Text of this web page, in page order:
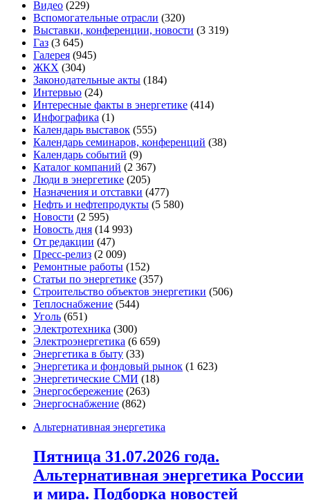
Видео (229)
Вспомогательные отрасли (320)
Выставки, конференции, новости (3 319)
Газ (3 645)
Галерея (945)
ЖКХ (304)
Законодательные акты (184)
Интервью (24)
Интересные факты в энергетике (414)
Инфографика (1)
Календарь выставок (555)
Календарь семинаров, конференций (38)
Календарь событий (9)
Каталог компаний (2 367)
Люди в энергетике (205)
Назначения и отставки (477)
Нефть и нефтепродукты (5 580)
Новости (2 595)
Новость дня (14 993)
От редакции (47)
Пресс-релиз (2 009)
Ремонтные работы (152)
Статьи по энергетике (357)
Строительство объектов энергетики (506)
Теплоснабжение (544)
Уголь (651)
Электротехника (300)
Электроэнергетика (6 659)
Энергетика в быту (33)
Энергетика и фондовый рынок (1 623)
Энергетические СМИ (18)
Энергосбережение (263)
Энергоснабжение (862)
Альтернативная энергетика
Пятница 31.07.2026 года.
Альтернативная энергетика России
и мира. Подборка новостей